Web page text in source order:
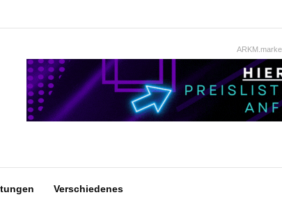
Verschiedenes